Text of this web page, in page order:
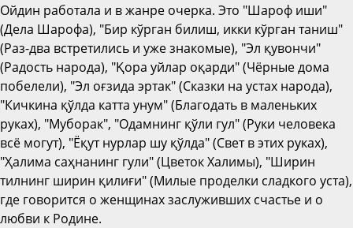
Ойдин работала и в жанре очерка. Это "Шароф иши"
(Дела Шарофа), "Бир кўрган билиш, икки кўрган таниш"
(Раз-два встретились и уже знакомые), "Эл қувончи"
(Радость народа), "Қора уйлар оқарди" (Чёрные дома
побелели), "Эл оғзида эртак" (Сказки на устах народа),
"Кичкина қўлда катта унум" (Благодать в маленьких
руках), "Муборак", "Одамнинг қўли гул" (Руки человека
всё могут), "Ёқут нурлар шу қўлда" (Свет в этих руках),
"Ҳалима саҳнанинг гули" (Цветок Халимы), "Ширин
тилнинг ширин қилиғи" (Милые проделки сладкого уста),
где говорится о женщинах заслуживших счастье и о
любви к Родине.